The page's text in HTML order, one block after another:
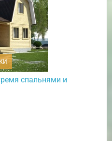
спальнями и